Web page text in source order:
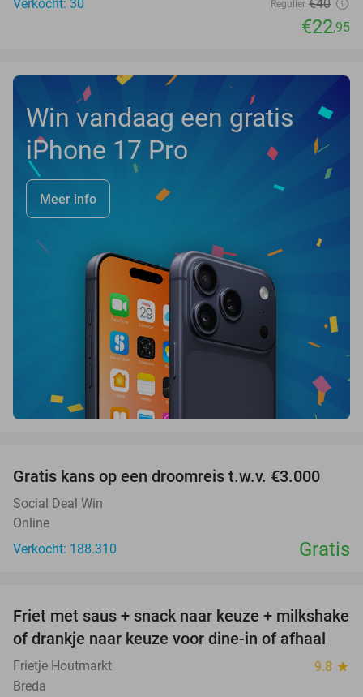
Verkocht: 30
Regulier €40
€22,95
Win vandaag een gratis
iPhone 17 Pro
Meer info
Gratis kans op een droomreis t.w.v. €3.000
Social Deal Win
Online
Verkocht: 188.310
Gratis
50%
Friet met saus + snack naar keuze + milkshake
of drankje naar keuze voor dine-in of afhaal
Frietje Houtmarkt 9.8 star
Breda